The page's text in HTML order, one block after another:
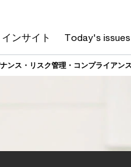
インサイト Today's issues
ンス・リスク管理・コンプライアン